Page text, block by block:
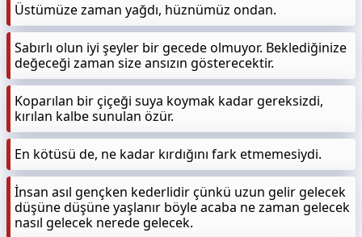
Üstümüze zaman yağdı, hüznümüz ondan.
Sabırlı olun iyi şeyler bir gecede olmuyor. Beklediğinize
değeceği zaman size ansızın gösterecektir.
Koparılan bir çiçeği suya koymak kadar gereksizdi,
kırılan kalbe sunulan özür.
En kötüsü de, ne kadar kırdığını fark etmemesiydi.
İnsan asıl gençken kederlidir çünkü uzun gelir gelecek
düşüne düşüne yaşlanır böyle acaba ne zaman gelecek
nasıl gelecek nerede gelecek.